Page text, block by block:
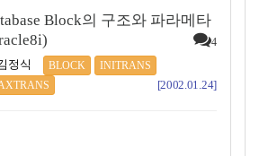
Block의 구조와 파라메타
4
정식 BLOCK
INITRANS
[2002.01.24]